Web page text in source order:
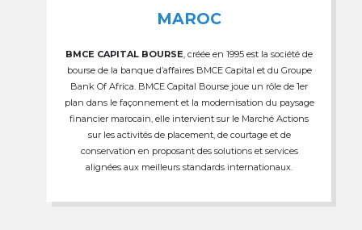
MAROC
BMCE CAPITAL BOURSE , créée en 1995 est la société de
bourse de la banque d’affaires BMCE Capital et du Groupe
Bank Of Africa. BMCE Capital Bourse joue un rôle de 1er
plan dans le façonnement et la modernisation du paysage
financier marocain, elle intervient sur le Marché Actions
sur les activités de placement, de courtage et de
conservation en proposant des solutions et services
alignées aux meilleurs standards internationaux.